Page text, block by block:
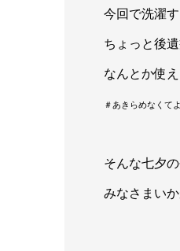
今回で洗濯
ちょっと後
なんとか使
＃あきらめなくて
そんな七夕の
みなさまい